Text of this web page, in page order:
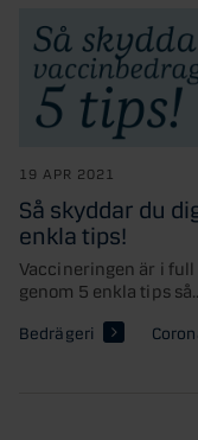
19 APR 2021
Så skyddar du
enkla tips!
Vaccineringen är i
genom 5 enkla tips så...
Bedrägeri